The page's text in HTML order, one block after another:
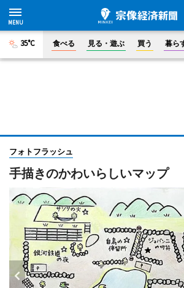
35°C 食べる 見る・遊ぶ 買う 暮ら
フォトフラッシュ
手描きのかわいらしいマップ